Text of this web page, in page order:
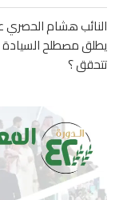
النائب هشام الحصري
يطلق مصطلح السيادة
تتحقق ؟